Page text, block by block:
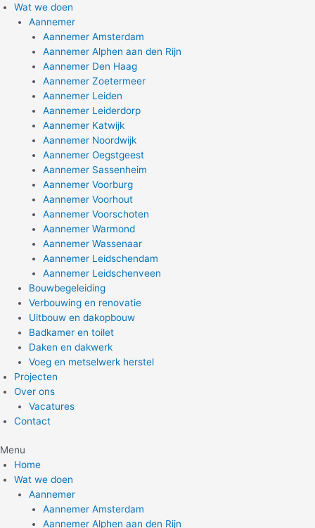
Wat we doen
Aannemer
Aannemer Amsterdam
Aannemer Alphen aan den Rijn
Aannemer Den Haag
Aannemer Zoetermeer
Aannemer Leiden
Aannemer Leiderdorp
Aannemer Katwijk
Aannemer Noordwijk
Aannemer Oegstgeest
Aannemer Sassenheim
Aannemer Voorburg
Aannemer Voorhout
Aannemer Voorschoten
Aannemer Warmond
Aannemer Wassenaar
Aannemer Leidschendam
Aannemer Leidschenveen
Bouwbegeleiding
Verbouwing en renovatie
Uitbouw en dakopbouw
Badkamer en toilet
Daken en dakwerk
Voeg en metselwerk herstel
Projecten
Over ons
Vacatures
Contact
Menu
Home
Wat we doen
Aannemer
Aannemer Amsterdam
Aannemer Alphen aan den Rijn